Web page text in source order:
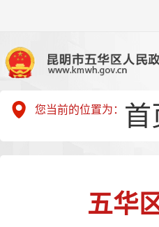
您当前的位置为： 首
五华